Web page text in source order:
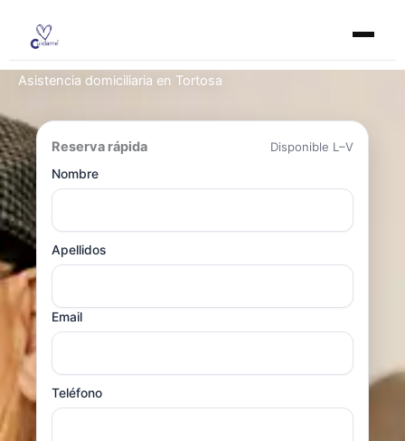
contenido
Asistencia domiciliaria en Tortosa
Reserva rápida
Disponible L–V
Nombre
Apellidos
Email
Teléfono